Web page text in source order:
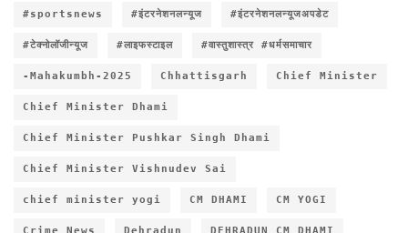
#sportsnews #इंटरनेशनलन्यूज #इंटरनेशनलन्यूजअपडेट
#टेक्नोलॉजीन्यूज #लाइफस्टाइल #वास्तुशास्त्र #धर्मसमाचार
-Mahakumbh-2025 Chhattisgarh Chief Minister
Chief Minister Dhami
Chief Minister Pushkar Singh Dhami
Chief Minister Vishnudev Sai
chief minister yogi CM DHAMI CM YOGI